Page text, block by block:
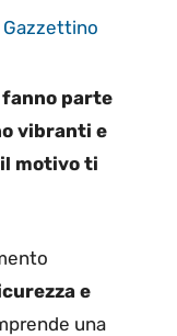
Gazzettino
fanno parte
vibranti e
il motivo ti
e
una